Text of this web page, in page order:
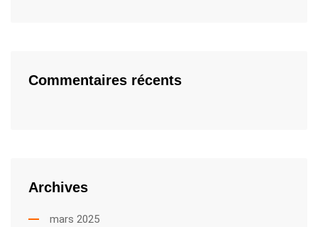
Commentaires récents
Archives
mars 2025